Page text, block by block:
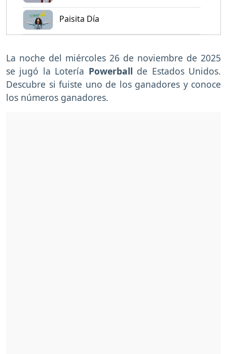
Paisita Día
La noche del miércoles 26 de noviembre de 2025
se jugó la Lotería Powerball de Estados Unidos.
Descubre si fuiste uno de los ganadores y conoce
los números ganadores.